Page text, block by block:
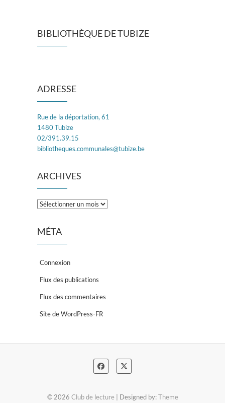
BIBLIOTHÈQUE DE TUBIZE
ADRESSE
Rue de la déportation, 61
1480 Tubize
02/391.39.15
bibliotheques.communales@tubize.be
ARCHIVES
Archives
MÉTA
Connexion
Flux des publications
Flux des commentaires
Site de WordPress-FR
© 2026 Club de lecture | Designed by:Theme